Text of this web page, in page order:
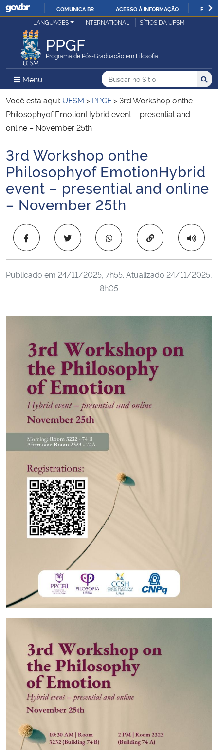
IR
COMUNICA BR ACESSO À INFORMAÇÃO
Ministério da Justiça e Segurança Pública
Ministério da Defesa
Ministério das Relações Exteriores
Ministério da Economia
Ministério da Infraestrutura
Ministério da Agricultura, Pecuária e Abastecimento
Ministério da Educação
Ministério da Cidadania
Ministério da Saúde
Ministério de Minas e Energia
Ministério da Ciência, Tecnologia, Inovações e Comunicações
Ministério do Turismo
Ministério do Desenvolvimento Regional
Controladoria-Geral da União
Ministério da Mulher, da Família e dos Direitos Humanos
Secretaria de Governo
Gabinete de Segurança Institucional
Advocacia-Geral da União
LANGUAGES INTERNATIONAL SÍTIOS DA UFSM
PPGF
Programa de Pós-Graduação em Filosofia
Menu Menu Principal do Sítio
Busca
Buscar no no Sítio
Busca:
Você está aqui: UFSM > PPGF >3rd Workshop onthe
Philosophyof EmotionHybrid event – presential and
online – November 25th
Início do conteúdo
3rd Workshop onthe
Philosophyof EmotionHybrid
event – presential and online
– November 25th
Copiar para área
Publicado em 24/11/2025, 7h55. Atualizado 24/11/2025,
8h05